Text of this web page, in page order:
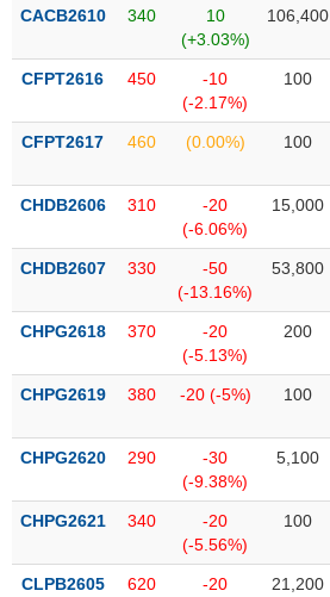
CACB2610 340
10
(+3.03%)
106,400
CFPT2616 450
-10
(-2.17%)
100
CFPT2617 460 (0.00%) 100
CHDB2606 310
-20
(-6.06%)
15,000
CHDB2607 330
-50
(-13.16%)
53,800
CHPG2618 370
-20
(-5.13%)
200
CHPG2619 380 -20 (-5%) 100
CHPG2620 290
-30
(-9.38%)
5,100
CHPG2621 340
-20
(-5.56%)
100
CLPB2605 620
-20
21,200
TIÊU
THIẾT
YẾU
CHĂM
SỨC
TÀI